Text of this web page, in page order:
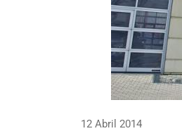
12 Abril 2014